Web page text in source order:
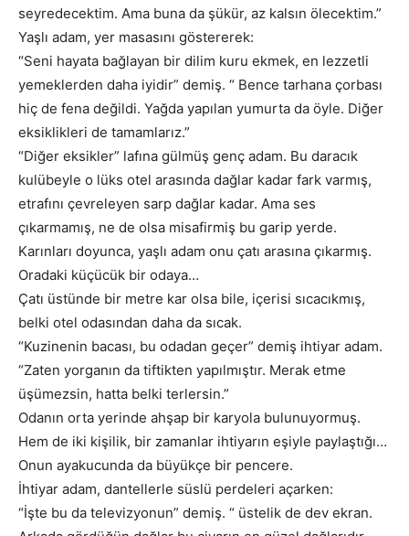
seyredecektim. Ama buna da şükür, az kalsın ölecektim.”
Yaşlı adam, yer masasını göstererek:
“Seni hayata bağlayan bir dilim kuru ekmek, en lezzetli
yemeklerden daha iyidir” demiş. “ Bence tarhana çorbası
hiç de fena değildi. Yağda yapılan yumurta da öyle. Diğer
eksiklikleri de tamamlarız.”
“Diğer eksikler” lafına gülmüş genç adam. Bu daracık
kulübeyle o lüks otel arasında dağlar kadar fark varmış,
etrafını çevreleyen sarp dağlar kadar. Ama ses
çıkarmamış, ne de olsa misafirmiş bu garip yerde.
Karınları doyunca, yaşlı adam onu çatı arasına çıkarmış.
Oradaki küçücük bir odaya…
Çatı üstünde bir metre kar olsa bile, içerisi sıcacıkmış,
belki otel odasından daha da sıcak.
“Kuzinenin bacası, bu odadan geçer” demiş ihtiyar adam.
“Zaten yorganın da tiftikten yapılmıştır. Merak etme
üşümezsin, hatta belki terlersin.”
Odanın orta yerinde ahşap bir karyola bulunuyormuş.
Hem de iki kişilik, bir zamanlar ihtiyarın eşiyle paylaştığı…
Onun ayakucunda da büyükçe bir pencere.
İhtiyar adam, dantellerle süslü perdeleri açarken:
“İşte bu da televizyonun” demiş. “ üstelik de dev ekran.